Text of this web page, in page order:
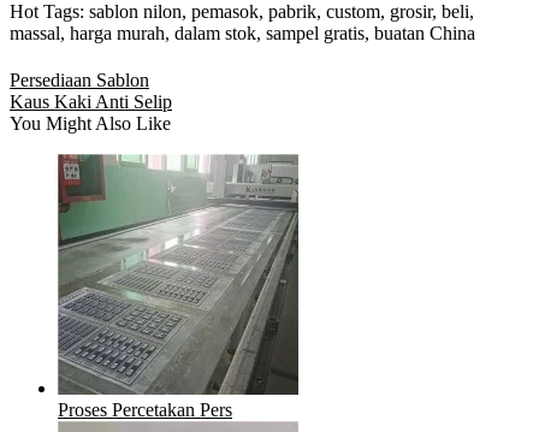
Hot Tags: sablon nilon, pemasok, pabrik, custom, grosir, beli,
massal, harga murah, dalam stok, sampel gratis, buatan China
Persediaan Sablon
Kaus Kaki Anti Selip
You Might Also Like
Proses Percetakan Pers